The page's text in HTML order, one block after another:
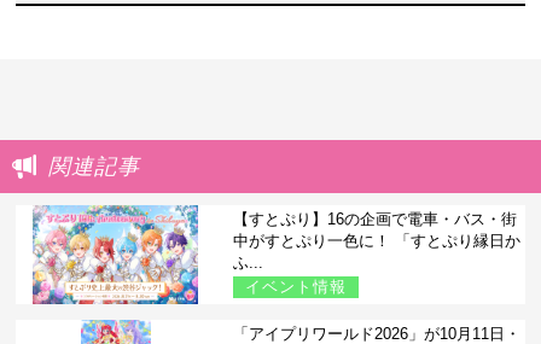
関連記事
【すとぷり】16の企画で電車・バス・街
中がすとぷり一色に！ 「すとぷり縁日か
ふ...
イベント情報
「アイプリワールド2026」が10月11日・